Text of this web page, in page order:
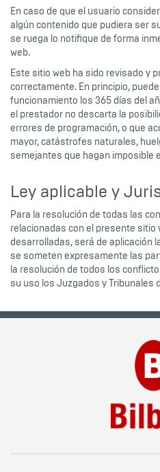
En caso de que el usuario
algún contenido que pudiera ser
se ruega lo notifique de forma
web.
Este sitio web ha sido revisado y
correctamente. En principio,
funcionamiento los 365 días del
el prestador no descarta la
errores de programación, o que
mayor, catástrofes naturales,
semejantes que hagan imposible
Ley aplicable y
Para la resolución de todas las
relacionadas con el presente sitio
desarrolladas, será de aplicación
se someten expresamente las
la resolución de todos los
su uso los Juzgados y Tribunales